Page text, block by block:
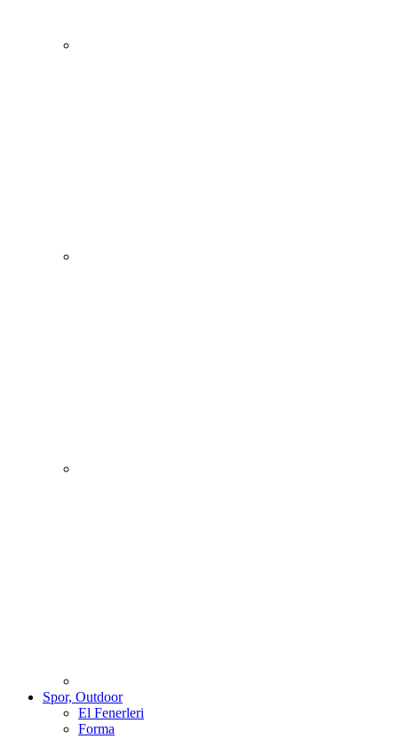
Spor, Outdoor
El Fenerleri
Forma